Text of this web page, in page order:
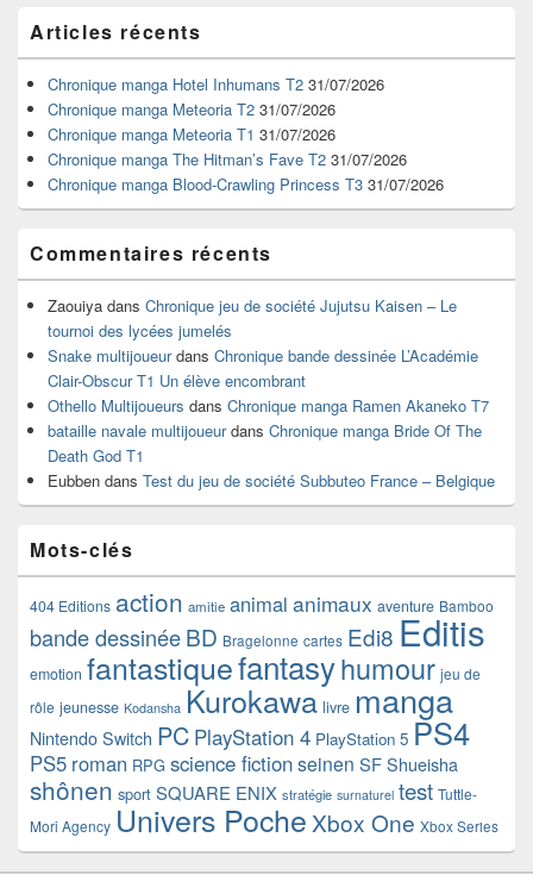
principale
de
widget
pour
barre
latérale
Articles récents
Chronique manga Hotel Inhumans T2 31/07/2026
Chronique manga Meteoria T2 31/07/2026
Chronique manga Meteoria T1 31/07/2026
Chronique manga The Hitman’s Fave T2 31/07/2026
Chronique manga Blood-Crawling Princess T3 31/07/2026
Commentaires récents
Zaouiya dans Chronique jeu de société Jujutsu Kaisen – Le
tournoi des lycées jumelés
Snake multijoueurdans Chronique bande dessinée L’Académie
Clair-Obscur T1 Un élève encombrant
Othello Multijoueurs dans Chronique manga Ramen Akaneko T7
bataille navale multijoueurdans Chronique manga Bride Of The
Death God T1
Eubben dans Test du jeu de société Subbuteo France – Belgique
Mots-clés
404 Editions action amitie animal animaux aventure Bamboo
bande dessinéeBD Bragelonne cartes Edi8 Editis
emotion fantastiquefantasyhumour jeu de
rôle jeunesse Kodansha Kurokawa livre manga
Nintendo Switch PC PlayStation 4 PlayStation 5 PS4
PS5 roman RPG science fictionseinen SF Shueisha
shônen sport SQUARE ENIX stratégie surnaturel test Tuttle-
Mori Agency Univers Poche Xbox One Xbox Series